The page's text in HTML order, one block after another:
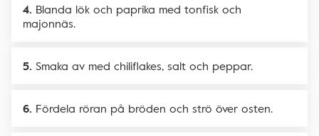
Blanda lök och paprika med tonfisk och
majonnäs.
Smaka av med chiliflakes, salt och peppar.
Fördela röran på bröden och strö över osten.